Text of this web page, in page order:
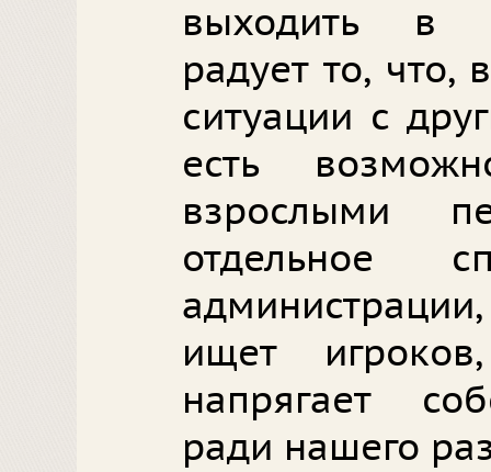
выходить в
радует то, что,
ситуации с
есть
взрослыми
отдельное
ищет
напрягает
ради нашего